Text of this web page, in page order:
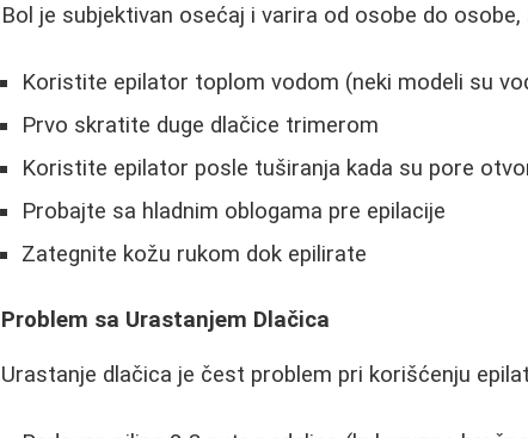
Bol je subjektivan osećaj i varira od osobe do
Koristite epilator toplom vodom (neki modeli su
Prvo skratite duge dlačice trimerom
Koristite epilator posle tuširanja kada su pore
Probajte sa hladnim oblogama pre epilacije
Zategnite kožu rukom dok epilirate
Problem sa Urastanjem Dlačica
Urastanje dlačica je čest problem pri korišćenju